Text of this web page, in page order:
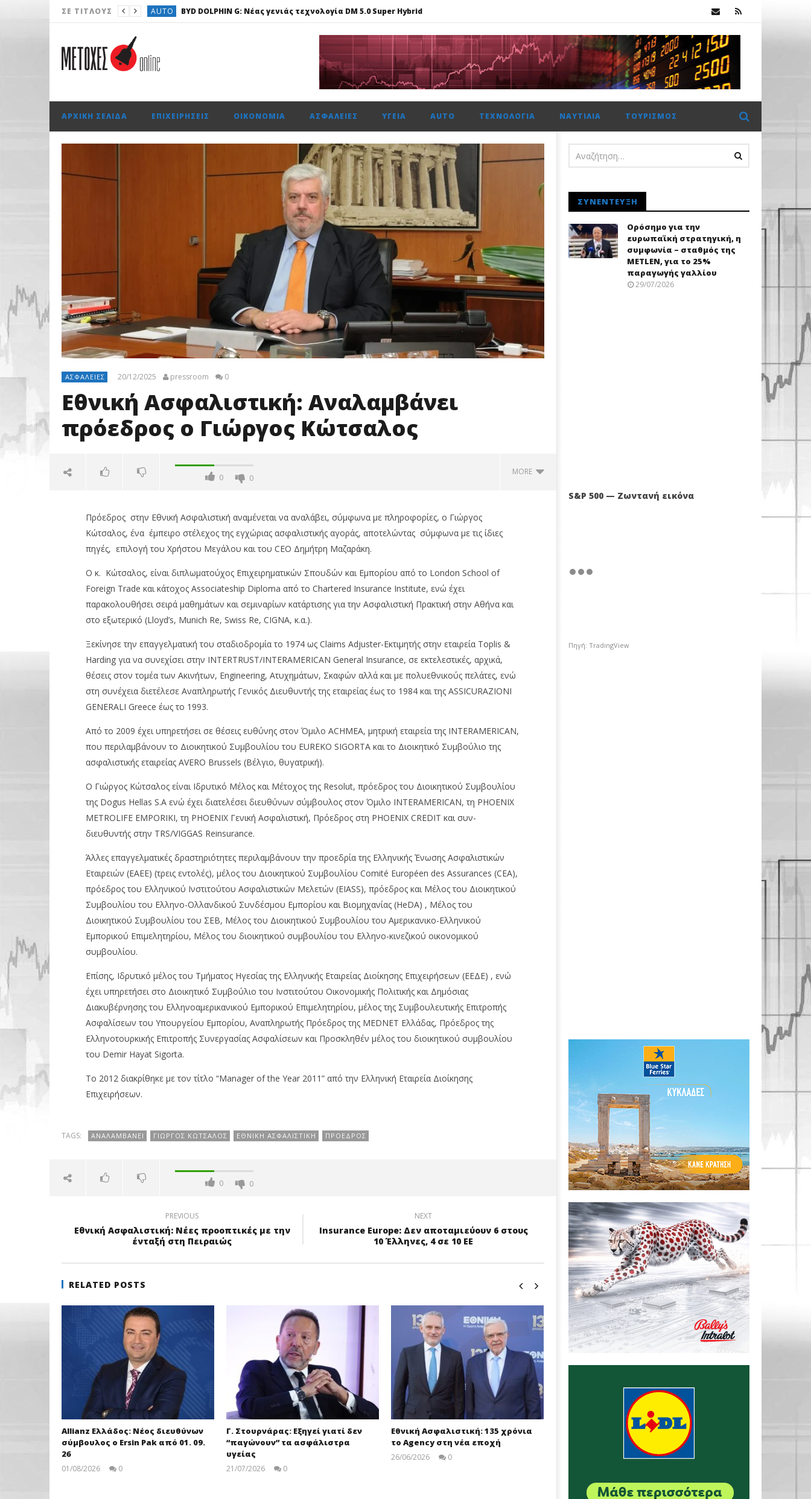
ΣΕ ΤΊΤΛΟΥΣ AUTO BYD DOLPHIN G: Νέας γενιάς τεχνολογία DM 5.0 Super Hybrid
ΧΡΗΜΑΤΙΣΤΉΡΙΟ Με άνοδο 0,25%, στις 2.615 μον. εβδομαδιαία κέρδη 1,76%, τζίρο στα €238 εκατ.
ΤΟ ΠΡΩΤΟΣΈΛΙΔΟ Ξεκινούν οι συνομιλίες για το μέλλον της Commerzbank, καθώς αλλάζει στάση απέναντι στην UniCredit
ΑΡΧΙΚΉ ΣΕΛΊΔΑ ΕΠΙΧΕΙΡΉΣΕΙΣ ΟΙΚΟΝΟΜΊΑ ΑΣΦΆΛΕΙΕΣ ΥΓΕΊΑ AUTO ΤΕΧΝΟΛΟΓΊΑ ΝΑΥΤΙΛΊΑ ΤΟΥΡΙΣΜΌΣ
ΑΣΦΆΛΕΙΕΣ 20/12/2025 pressroom 0
Εθνική Ασφαλιστική: Αναλαμβάνει
πρόεδρος ο Γιώργος Κώτσαλος
0 0
MORE
NOW VIEWING
Εθνική Ασφαλιστική:
Γιώργος Κώτσαλος
20/12/2025
pressroom
Lidl Ελλάς: Ξανά με 11
Loyalty Awards 2026
20/12/2025
pressroom
20/12/2025
pressroom
Ουγγαρία
Πρόεδρος στην Εθνική Ασφαλιστική αναμένεται να αναλάβει, σύμφωνα με πληροφορίες, ο Γιώργος
Κώτσαλος, ένα έμπειρο στέλεχος της εγχώριας ασφαλιστικής αγοράς, αποτελώντας σύμφωνα με τις ίδιες
πηγές, επιλογή του Χρήστου Μεγάλου και του CEO Δημήτρη Μαζαράκη.
Ο κ. Κώτσαλος, είναι διπλωματούχος Επιχειρηματικών Σπουδών και Εμπορίου από το London School of
Foreign Trade και κάτοχος Associateship Diploma από το Chartered Insurance Institute, ενώ έχει
παρακολουθήσει σειρά μαθημάτων και σεμιναρίων κατάρτισης για την Ασφαλιστική Πρακτική στην Αθήνα και
στο εξωτερικό (Lloyd’s, Munich Re, Swiss Re, CIGNA, κ.α.).
Ξεκίνησε την επαγγελματική του σταδιοδρομία το 1974 ως Claims Adjuster-Εκτιμητής στην εταιρεία Toplis &
Harding για να συνεχίσει στην INTERTRUST/INTERAMERICAN General Insurance, σε εκτελεστικές, αρχικά,
θέσεις στον τομέα των Ακινήτων, Engineering, Ατυχημάτων, Σκαφών αλλά και με πολυεθνικούς πελάτες, ενώ
στη συνέχεια διετέλεσε Αναπληρωτής Γενικός Διευθυντής της εταιρείας έως το 1984 και της ASSICURAZIONI
GENERALI Greece έως το 1993.
Από το 2009 έχει υπηρετήσει σε θέσεις ευθύνης στον Όμιλο ACHMEA, μητρική εταιρεία της INTERAMERICAN,
που περιλαμβάνουν το Διοικητικού Συμβουλίου του EUREKO SIGORTA και το Διοικητικό Συμβούλιο της
ασφαλιστικής εταιρείας AVERO Brussels (Βέλγιο, θυγατρική).
Ο Γιώργος Κώτσαλος είναι Ιδρυτικό Μέλος και Μέτοχος της Resolut, πρόεδρος του Διοικητικού Συμβουλίου
της Dogus Hellas S.A ενώ έχει διατελέσει διευθύνων σύμβουλος στον Όμιλο INTERAMERICAN, τη PHOENIX
METROLIFE EMPORIKI, τη PHOENIX Γενική Ασφαλιστική, Πρόεδρος στη PHOENIX CREDIT και συν-
διευθυντής στην TRS/VIGGAS Reinsurance.
Άλλες επαγγελματικές δραστηριότητες περιλαμβάνουν την προεδρία της Ελληνικής Ένωσης Ασφαλιστικών
Εταιρειών (EAEE) (τρεις εντολές), μέλος του Διοικητικού Συμβουλίου Comité Européen des Assurances (CEA),
πρόεδρος του Ελληνικού Ινστιτούτου Ασφαλιστικών Μελετών (EIASS), πρόεδρος και Μέλος του Διοικητικού
Συμβουλίου του Ελληνο-Ολλανδικού Συνδέσμου Εμπορίου και Βιομηχανίας (HeDA) , Μέλος του
Διοικητικού Συμβουλίου του ΣΕΒ, Μέλος του Διοικητικού Συμβουλίου του Αμερικανικο-Ελληνικού
Εμπορικού Επιμελητηρίου, Μέλος του διοικητικού συμβουλίου του Ελληνο-κινεζικού οικονομικού
συμβουλίου.
Επίσης, Ιδρυτικό μέλος του Τμήματος Ηγεσίας της Ελληνικής Εταιρείας Διοίκησης Επιχειρήσεων (ΕΕΔΕ) , ενώ
έχει υπηρετήσει στο Διοικητικό Συμβούλιο του Ινστιτούτου Οικονομικής Πολιτικής και Δημόσιας
Διακυβέρνησης του Ελληνοαμερικανικού Εμπορικού Επιμελητηρίου, μέλος της Συμβουλευτικής Επιτροπής
Ασφαλίσεων του Υπουργείου Εμπορίου, Αναπληρωτής Πρόεδρος της MEDNET Ελλάδας, Πρόεδρος της
Ελληνοτουρκικής Επιτροπής Συνεργασίας Ασφαλίσεων και Προσκληθέν μέλος του διοικητικού συμβουλίου
του Demir Hayat Sigorta.
Το 2012 διακρίθηκε με τον τίτλο “Manager of the Year 2011” από την Ελληνική Εταιρεία Διοίκησης
Επιχειρήσεων.
TAGS: ΑΝΑΛΑΜΒΆΝΕΙ ΓΙΏΡΓΟΣ ΚΏΤΣΑΛΟΣ ΕΘΝΙΚΉ ΑΣΦΑΛΙΣΤΙΚΉ ΠΡΌΕΔΡΟΣ
0 0
PREVIOUS
Εθνική Ασφαλιστική: Νέες προοπτικές με την
ένταξή στη Πειραιώς
NEXT
Insurance Europe: Δεν αποταμιεύουν 6 στους
10 Έλληνες, 4 σε 10 ΕΕ
RELATED POSTS
Allianz Ελλάδος: Νέος διευθύνων
σύμβουλος ο Ersin Pak από 01. 09.
26
01/08/2026
0
Γ. Στουρνάρας: Εξηγεί γιατί δεν
“παγώνουν” τα ασφάλιστρα
υγείας
21/07/2026
0
Εθνική Ασφαλιστική: 135 χρόνια
το Agency στη νέα εποχή
26/06/2026
0
ΣΥΝΈΝΤΕΥΞΗ
Ορόσημο για την
ευρωπαϊκή στρατηγική, η
συμφωνία – σταθμός της
METLEN, για το 25%
παραγωγής γαλλίου
29/07/2026
S&P 500 — Ζωντανή εικόνα
Πηγή: TradingView